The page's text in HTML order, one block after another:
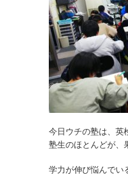
今日ウチの塾は、英
塾生のほとんどが、
学力が伸び悩んでい